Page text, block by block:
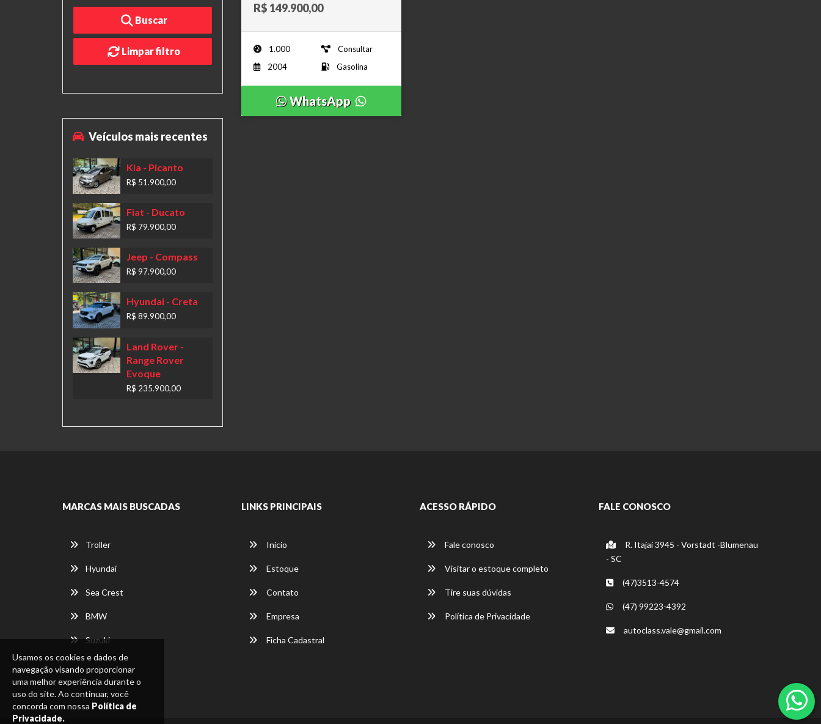
Usamos os cookies e dados de
navegação visando proporcionar
uma melhor experiência durante o
uso do site. Ao continuar, você
concorda com nossa Política de
Privacidade.
R$ 149.900,00
1.000
Consultar
2004
Gasolina
WhatsApp
Buscar
Limpar filtro
Veículos mais recentes
Kia - Picanto
R$ 51.900,00
Fiat - Ducato
R$ 79.900,00
Jeep - Compass
R$ 97.900,00
Hyundai- Creta
R$ 89.900,00
Land Rover-
Range Rover
Evoque
R$ 235.900,00
MARCAS MAIS BUSCADAS
Troller
Hyundai
Sea Crest
BMW
Suzuki
LINKS PRINCIPAIS
Início
Estoque
Contato
Empresa
Ficha Cadastral
ACESSO RÁPIDO
Fale conosco
Visitar o estoque completo
Tire suas dúvidas
Política de Privacidade
FALE CONOSCO
R. Itajaí 3945 - Vorstadt -Blumenau
- SC
(47)3513-4574
(47) 99223-4392
autoclass.vale@gmail.com